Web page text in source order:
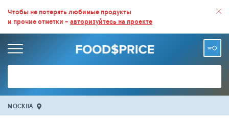
ВСЕ СКИДКИ И ВЫГОДНЫЕ ЦЕНЫ НА ПРОДУКТЫ В МАГАЗИНАХ.
БОЛЬШЕ 100 000 ТОВАРОВ. ЕЖЕДНЕВНОЕ ОБНОВЛЕНИЕ ЦЕН.
Чтобы не потерять любимые продукты
и прочие отметки - авторизуйтесь на проекте
МОСКВА